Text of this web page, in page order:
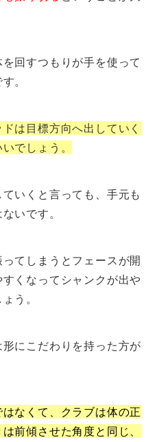
回すつもりが手を使って
。
は目標方向へ出していく
でしょう。
いくと言っても、手元も
いです。
てしまうとフェースが開
くなってシャンクが出や
う。
にこだわりを持った方が
なくて、クラブは体の正
前傾させた角度と同じ、